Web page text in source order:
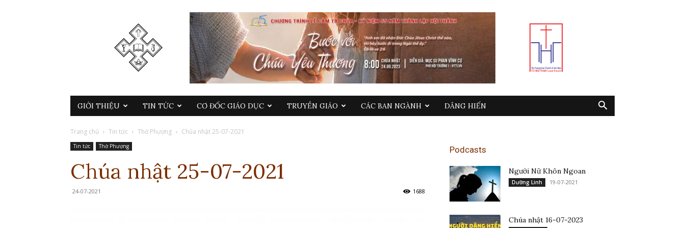
GIỚI THIỆU TIN TỨC CƠ ĐỐC GIÁO DỤC TRUYỀN GIÁO CÁC BAN NGÀNH DÂNG HIẾN
Trang chủ Tin tức Thờ Phượng Chúa nhật 25-07-2021
Tin tức Thờ Phượng
Chúa nhật 25-07-2021
24-07-2021 1688
Podcasts
Người Nữ Khôn Ngoan
Dưỡng Linh 19-07-2021
Chúa nhật 16-07-2023